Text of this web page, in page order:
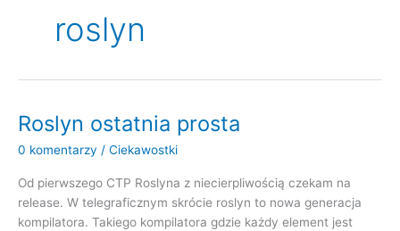
roslyn
Roslyn ostatnia prosta
0 komentarzy / Ciekawostki
Od pierwszego CTP Roslyna z niecierpliwością czekam na
release. W telegraficznym skrócie roslyn to nowa generacja
kompilatora. Takiego kompilatora gdzie każdy element jest